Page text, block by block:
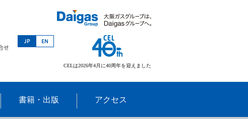
CELは2026年4月に40周年を迎えました
書籍・出版 アクセス